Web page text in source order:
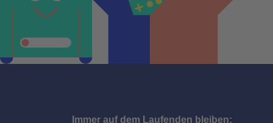
Immer auf dem Laufenden bleiben: